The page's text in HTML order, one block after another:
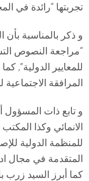
تجربتها “رائدة في
و ذكر بالمناسبة
“مراجعة النصوص
للمعايير الدولية”,
المرافقة الاجتماعية
و تابع ذات المسؤول
الانمائي وكذا
للمنظمة الدولية
المتقدمة في مجال
كما أبرز السيد زرب